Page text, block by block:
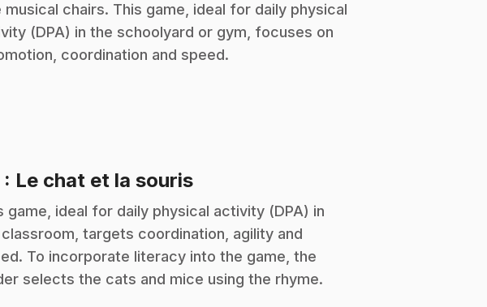
musical chairs. This game, ideal for daily physical
(DPA) in the schoolyard or gym, focuses on
coordination and speed.
: Le chat et la souris.
game, ideal for daily physical activity (DPA) in
targets coordination, agility and
To incorporate literacy into the game, the
selects the cats and mice using the rhyme.